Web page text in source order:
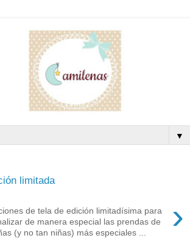
▼
limitada
›
de tela de edición limitadísima para
de manera especial las prendas de
(y no tan niñas) más especiales ...